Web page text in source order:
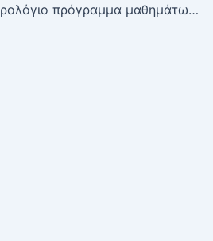
Ωρολόγιο πρόγραμμα μαθημάτων από 25/5 έως και 29/5